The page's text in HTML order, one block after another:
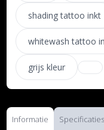
shading tattoo inkt
whitewash tattoo
grijs kleur
Informatie Specificaties